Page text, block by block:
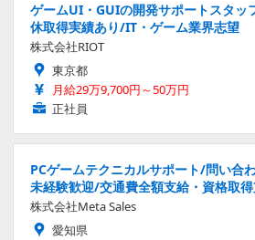
ゲームUI・GUIの開発サポートスタッ
休取得実績あり/IT・ゲーム業界志望
株式会社RIOT
東京都
月給29万9,700円～50万円
正社員
PCゲームテクニカルサポート/問い合
未経験歓迎/交通費全額支給・資格取
株式会社Meta Sales
愛知県